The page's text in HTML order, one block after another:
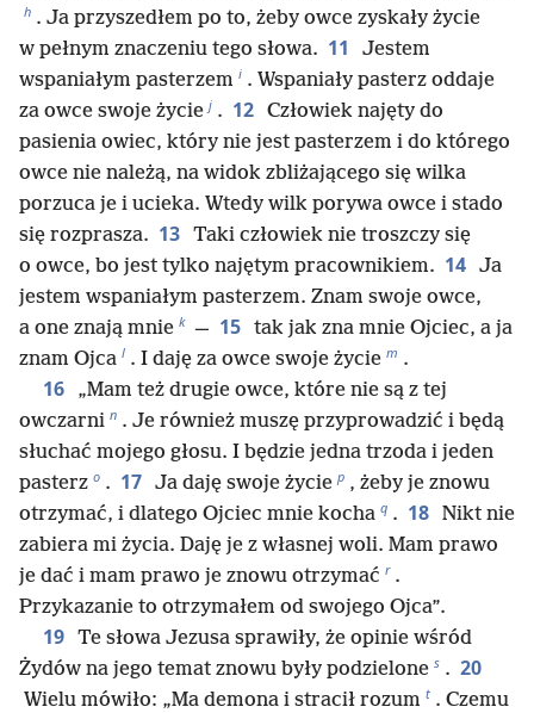
h . Ja przyszedłem po to, żeby owce zyskały życie
w pełnym znaczeniu tego słowa. 11
Jestem
wspaniałym pasterzem i . Wspaniały pasterz oddaje
za owce swoje życie j . 12 Człowiek najęty do
pasienia owiec, który nie jest pasterzem i do którego
owce nie należą, na widok zbliżającego się wilka
porzuca je i ucieka. Wtedy wilk porywa owce i stado
się rozprasza. 13 Taki człowiek nie troszczy się
o owce, bo jest tylko najętym pracownikiem. 14 Ja
jestem wspaniałym pasterzem. Znam swoje owce,
a one znają mnie k — 15 tak jak zna mnie Ojciec, a ja
znam Ojca l . I daję za owce swoje życie m .
16
„Mam też drugie owce, które nie są z tej
owczarni n . Je również muszę przyprowadzić i będą
słuchać mojego głosu. I będzie jedna trzoda i jeden
pasterz o . 17 Ja daję swoje życie p , żeby je znowu
otrzymać, i dlatego Ojciec mnie kocha q . 18 Nikt nie
zabiera mi życia. Daję je z własnej woli. Mam prawo
je dać i mam prawo je znowu otrzymać r .
Przykazanie to otrzymałem od swojego Ojca”.
19 Te słowa Jezusa sprawiły, że opinie wśród
Żydów na jego temat znowu były podzielone s . 20
Wielu mówiło: „Ma demona i stracił rozum t . Czemu